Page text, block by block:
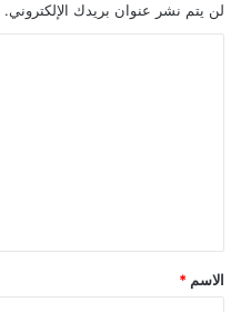
لن يتم نشر عنوان بريدك الإلكتروني.
ق
*
الاسم *